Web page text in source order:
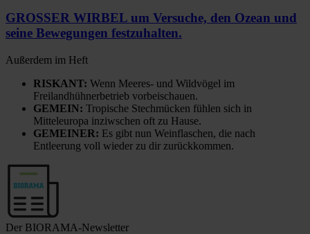
GROSSER WIRBEL um Versuche, den Ozean und
seine Bewegungen festzuhalten.
Außerdem im Heft
RISKANT: Wenn Meeres- und Wildvögel im
Freilandhühnerbetrieb vorbeischauen.
GEMEIN: Tropische Stechmücken fühlen sich in
Mitteleuropa inziwschen oft zu Hause.
GEMEINER: Es gibt nun Weinflaschen, die nach
Entleerung voll wieder zu dir zurückkommen.
Der BIORAMA-Newsletter